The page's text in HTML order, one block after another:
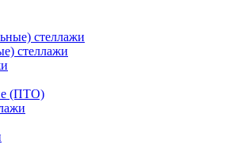
стеллажи
стеллажи
(ПТО)